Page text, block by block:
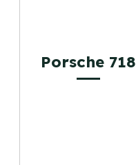
Porsche 718